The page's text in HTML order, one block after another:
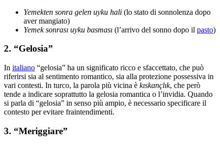
Yemekten sonra gelen uyku hali (lo stato di sonnolenza dopo
aver mangiato)
Yemek sonrası uyku basması (l’arrivo del sonno dopo il pasto)
2. “Gelosia”
In italiano “gelosia” ha un significato ricco e sfaccettato, che può
riferirsi sia al sentimento romantico, sia alla protezione possessiva in
vari contesti. In turco, la parola più vicina è kıskançlık, che però
tende a indicare soprattutto la gelosia romantica o l’invidia. Quando
si parla di “gelosia” in senso più ampio, è necessario specificare il
contesto per evitare fraintendimenti.
3. “Meriggiare”